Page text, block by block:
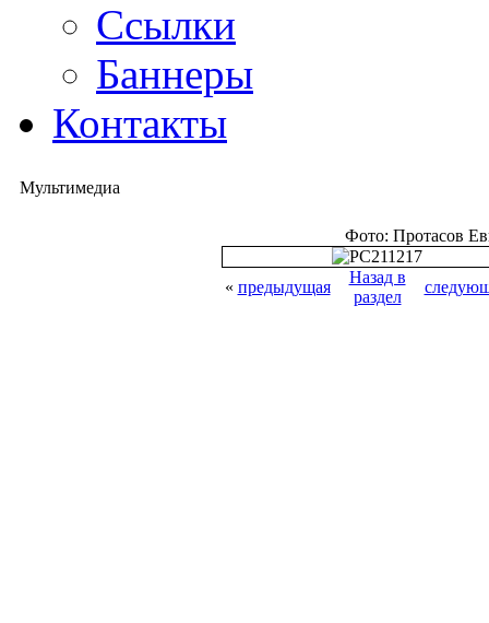
Ссылки
Баннеры
Контакты
Мультимедиа
Фото: Протасов
« предыдущая
Назад в
раздел